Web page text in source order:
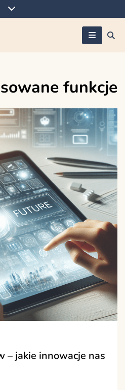
funkcje
– jakie innowacje nas